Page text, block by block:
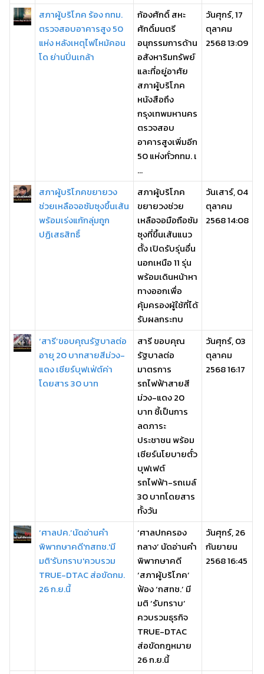
สภาผู้บริโภค ร้อง กทม.
ตรวจสอบอาคารสูง 50
แห่ง หลังเหตุไฟไหม้คอน
โด ย่านปิ่นเกล้า
ก้องศักดิ์ สหะ
ศักดิ์มนตรี
อนุกรรมการด้าน
อสังหาริมทรัพย์
และที่อยู่อาศัย
สภาผู้บริโภค
หนังสือถึง
กรุงเทพมหานคร
ตรวจสอบ
อาคารสูงเพิ่มอีก
50 แห่งทั่วกทม. เ
...
วันศุกร์, 17
ตุลาคม
2568 13:09
สภาผู้บริโภคขยายวง
ช่วยเหลือจอซัมซุงขึ้นเส้น
พร้อมเร่งแก้กลุ่มถูก
ปฏิเสธสิทธิ์
สภาผู้บริโภค
ขยายวงช่วย
เหลือจอมือถือซัม
ซุงที่ขึ้นเส้นแนว
ตั้ง เปิดรับรุ่นอื่น
นอกเหนือ 11 รุ่น
พร้อมเดินหน้าหา
ทางออกเพื่อ
คุ้มครองผู้ใช้ที่ได้
รับผลกระทบ
วันเสาร์, 04
ตุลาคม
2568 14:08
‘สารี’ขอบคุณรัฐบาลต่อ
อายุ 20 บาทสายสีม่วง-
แดง เชียร์บุฟเฟ่ต์ค่า
โดยสาร 30 บาท
สารี ขอบคุณ
รัฐบาลต่อ
มาตรการ
รถไฟฟ้าสายสี
ม่วง-แดง 20
บาท ชี้เป็นการ
ลดภาระ
ประชาชน พร้อม
เชียร์นโยบายตั๋ว
บุฟเฟต์
รถไฟฟ้า-รถเมล์
30 บาทโดยสาร
ทั้งวัน
วันศุกร์, 03
ตุลาคม
2568 16:17
‘ศาลปค.’นัดอ่านคำ
พิพากษาคดี'กสทช.'มี
มติ'รับทราบ'ควบรวม
TRUE-DTAC ส่อขัดกม.
26 ก.ย.นี้
‘ศาลปกครอง
กลาง’ นัดอ่านคำ
พิพากษาคดี
‘สภาผู้บริโภค’
ฟ้อง ‘กสทช.’ มี
มติ ‘รับทราบ’
ควบรวมธุรกิจ
TRUE-DTAC
ส่อขัดกฎหมาย
26 ก.ย.นี้
วันศุกร์, 26
กันยายน
2568 16:45